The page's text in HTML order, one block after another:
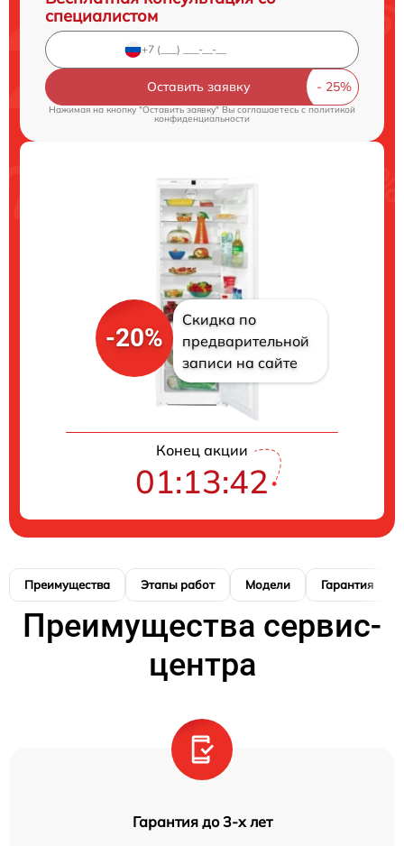
специалистом
Оставить заявку
Нажимая на кнопку "Оставить заявку" Вы соглашаетесь cполитикой
конфиденциальности
-20%
Скидка по
предварительной
записи на сайте
Конец акции
01:13:41
Преимущества Этапы работ Модели Гарантия
Преимущества сервис-
центра
Гарантия до 3-х лет